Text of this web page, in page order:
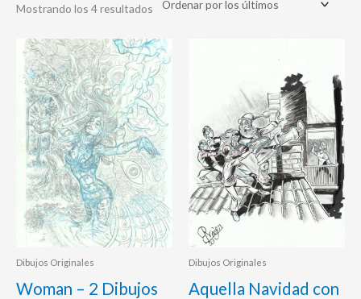
Mostrando los 4 resultados
Dibujos Originales
Woman – 2 Dibujos
Dibujos Originales
Aquella Navidad con